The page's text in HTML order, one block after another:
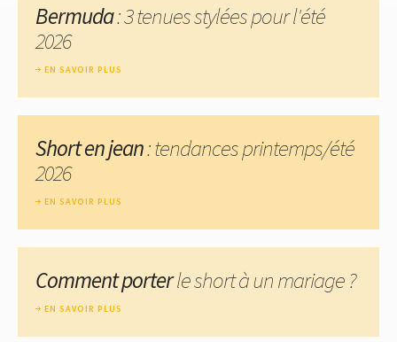
Bermuda: 3 tenues stylées pour l'été
2026
EN SAVOIR PLUS
Short en jean: tendances printemps/été
2026
EN SAVOIR PLUS
Comment porterle short à un mariage ?
EN SAVOIR PLUS